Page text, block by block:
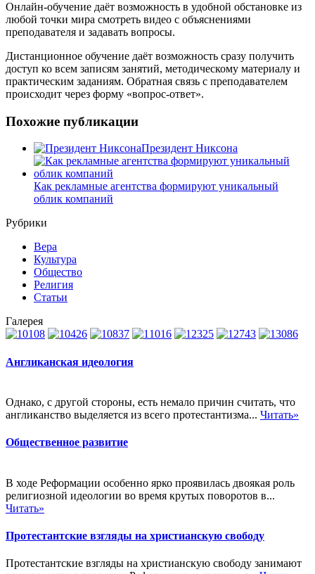
Онлайн-обучение даёт возможность в удобной обстановке из
любой точки мира смотреть видео с объяснениями
преподавателя и задавать вопросы.
Дистанционное обучение даёт возможность сразу получить
доступ ко всем записям занятий, методическому материалу и
практическим заданиям. Обратная связь с преподавателем
происходит через форму «вопрос-ответ».
Похожие публикации
Президент Никсона
Как рекламные агентства формируют уникальный
облик компаний
Рубрики
Вера
Культура
Общество
Религия
Статьи
Галерея
Англиканская идеология
Однако, с другой стороны, есть немало причин считать, что
англиканство выделяется из всего протестантизма... Читать»
Общественное развитие
В ходе Реформации особенно ярко проявилась двоякая роль
религиозной идеологии во время крутых поворотов в...
Читать»
Протестантские взгляды на христианскую свободу
Протестантские взгляды на христианскую свободу занимают